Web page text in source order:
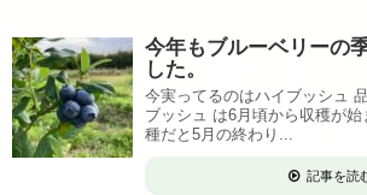
今年もブルーベリーの
した。
今実ってるのはハイブッシュ
ブッシュ は6月頃から収穫が
種だと5月の終わり...
記事を読